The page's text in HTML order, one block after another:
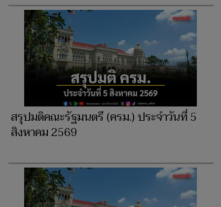
สรุปมติคณะรัฐมนตรี (ครม.) ประจำวันที่ 5
สิงหาคม 2569